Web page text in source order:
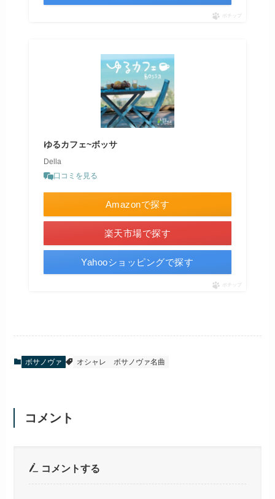
ポチップ
ゆるカフェ~ボッサ
Della
口コミを見る
Amazonで探す
楽天市場で探す
Yahooショッピングで探す
ポチップ
ボサノヴァ オシャレ ボサノヴァ名曲
コメント
コメントする